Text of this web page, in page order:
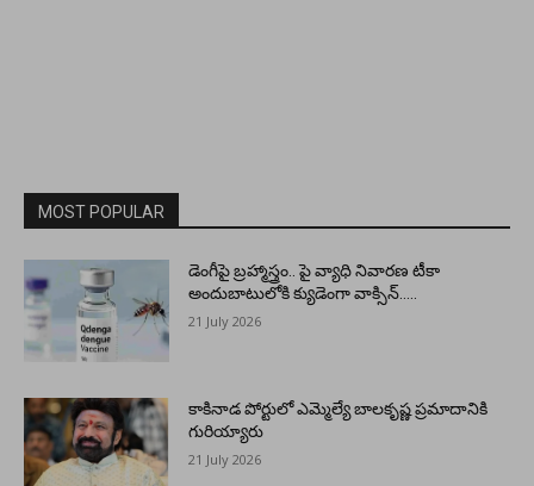
MOST POPULAR
డెంగీపై బ్రహ్మాస్త్రం.. పై వ్యాధి నివారణ టీకా
అందుబాటులోకి క్యుడెంగా వాక్సిన్…..
21 July 2026
కాకినాడ పోర్టులో ఎమ్మెల్యే బాలకృష్ణ ప్రమాదానికి
గురియ్యారు
21 July 2026